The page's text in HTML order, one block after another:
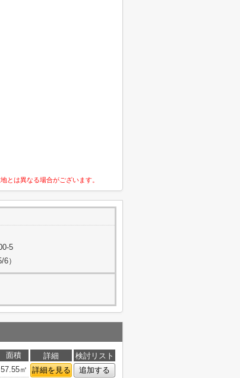
とは異なる場合がございます。
5
）
面積 詳細
検討リスト
57.55㎡ 詳細を見る 追加する